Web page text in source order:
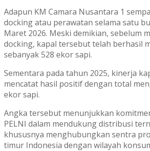
Adapun KM Camara Nusantara 1
docking atau perawatan selama satu
Maret 2026. Meski demikian, sebelum
docking, kapal tersebut telah berhasil
sebanyak 528 ekor sapi.
Sementara pada tahun 2025, kinerja
mencatat hasil positif dengan total
ekor sapi.
Angka tersebut menunjukkan
PELNI dalam mendukung distribusi
khususnya menghubungkan sentra
timur Indonesia dengan wilayah